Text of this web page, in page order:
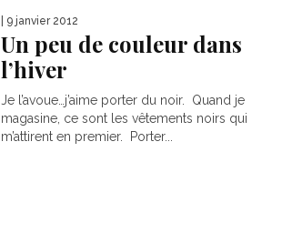
| 9 janvier 2012
Un peu de couleur dans
l’hiver
Je l’avoue…j’aime porter du noir. Quand je
magasine, ce sont les vêtements noirs qui
m’attirent en premier. Porter...